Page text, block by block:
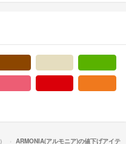
カラー
ARMONIA(アルモニア)の値下げアイテ